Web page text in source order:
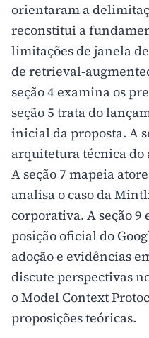
orientaram a
reconstitui a
limitações de janela
de retrieval-
seção 4 examina os
seção 5 trata do
inicial da proposta. A
arquitetura técnica do
A seção 7 mapeia
analisa o caso da
corporativa. A seção 9
posição oficial do
adoção e evidências
discute perspectivas
o Model Context
proposições teóricas.